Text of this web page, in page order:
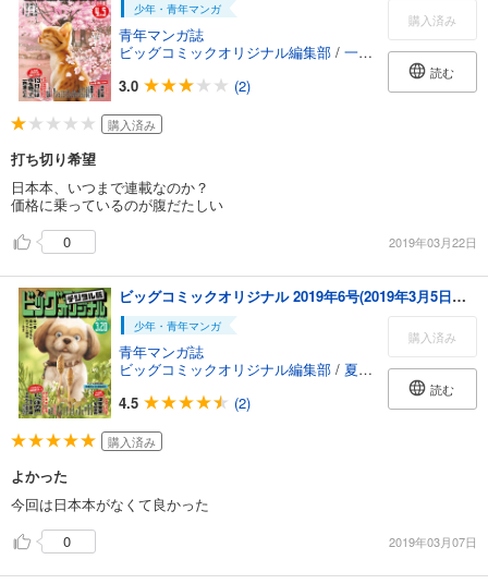
少年・青年マンガ
青年マンガ誌
ビッグコミックオリジナル編集部 / 一色まこと /やまさ
3.0
(2)
購入済み
読む
購入済み
打ち切り希望
日本本、いつまで連載なのか？
価格に乗っているのが腹だたしい
0
2019年03月22日
ビッグコミックオリジナル 2019年6号(2019年3月5日発売)
少年・青年マンガ
青年マンガ誌
ビッグコミックオリジナル編集部 / 夏緑 ちくやまきよし
4.5
(2)
購入済み
読む
購入済み
よかった
今回は日本本がなくて良かった
0
2019年03月07日